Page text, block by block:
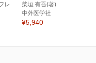
レ
柴垣 有吾(著)
中外医学社
¥5,940